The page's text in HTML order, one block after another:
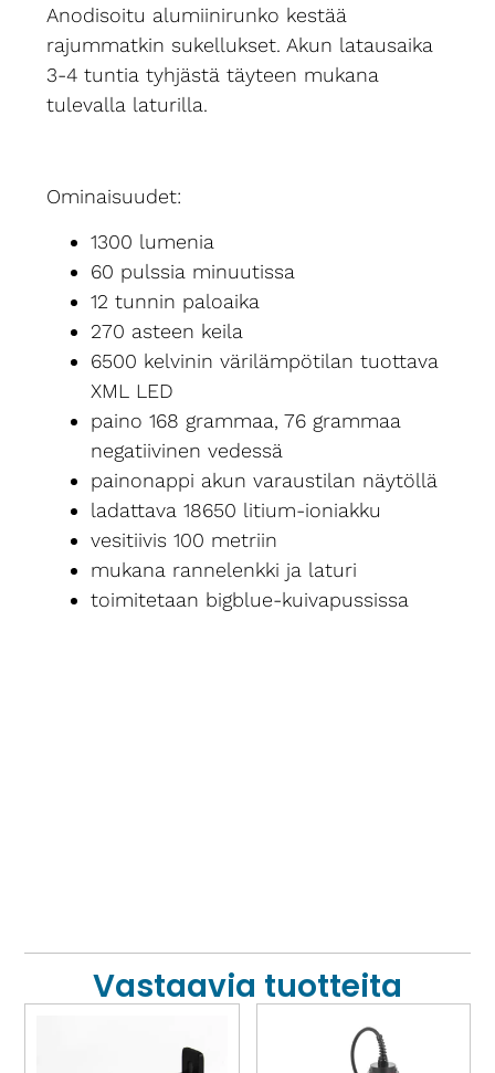
Anodisoitu alumiinirunko kestää
rajummatkin sukellukset. Akun latausaika
3-4 tuntia tyhjästä täyteen mukana
tulevalla laturilla.
Ominaisuudet:
1300 lumenia
60 pulssia minuutissa
12 tunnin paloaika
270 asteen keila
6500 kelvinin värilämpötilan tuottava
XML LED
paino 168 grammaa, 76 grammaa
negatiivinen vedessä
painonappi akun varaustilan näytöllä
ladattava 18650 litium-ioniakku
vesitiivis 100 metriin
mukana rannelenkki ja laturi
toimitetaan bigblue-kuivapussissa
Vastaavia tuotteita